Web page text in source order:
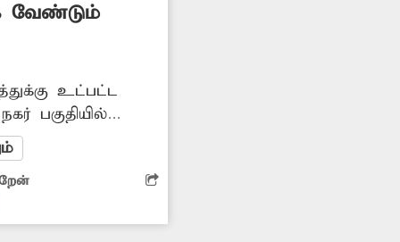
வேண்டும்
உட்பட்ட
பகுதியில்
உள்ளன.
மிக
காட்சி
வாகனத்தில்
விபத்துகளும்